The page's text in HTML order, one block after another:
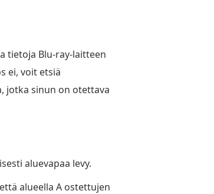
tietoja Blu-ray-laitteen
ei, voit etsiä
jotka sinun on otettava
aluevapaa levy.
alueella A ostettujen